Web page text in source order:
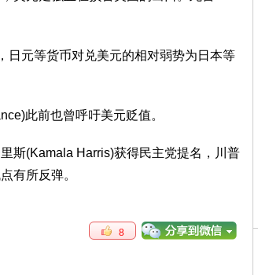
元等货币对兑美元的相对弱势为日本等
此前也曾呼吁美元贬值。
(Kamala Harris)获得民主党提名，川普
有所反弹。
8